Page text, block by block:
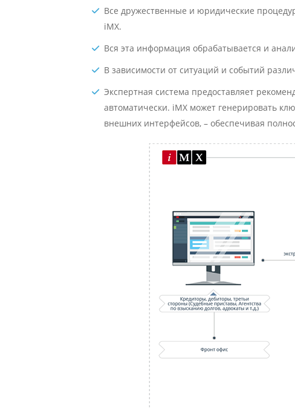
Все дружественные и юридические
iMX.
Вся эта информация обрабатывается и
В зависимости от ситуаций и событий
Экспертная система предоставляет
автоматически. iMX может генерировать
внешних интерфейсов, – обеспечивая